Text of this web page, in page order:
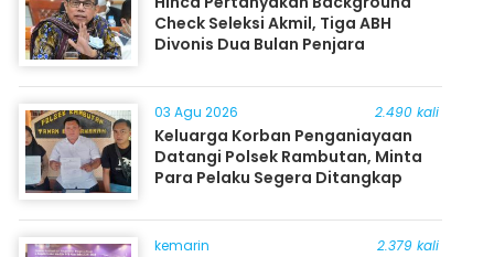
Check Seleksi Akmil, Tiga ABH
Divonis Dua Bulan Penjara
03 Agu 2026 2.490 kali
Keluarga Korban Penganiayaan
Datangi Polsek Rambutan, Minta
Para Pelaku Segera Ditangkap
kemarin 2.379 kali